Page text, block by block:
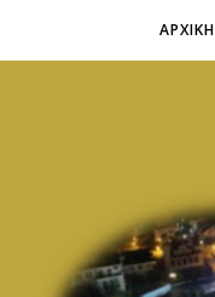
ΑΡΧΙΚΗ